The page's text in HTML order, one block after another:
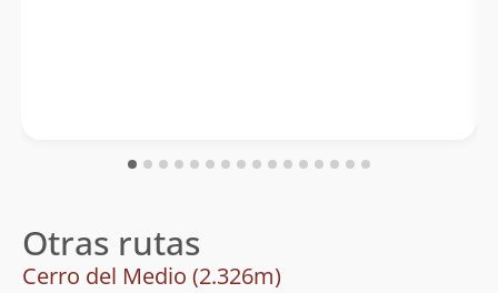
Otras rutas
Cerro del Medio (2.326m)